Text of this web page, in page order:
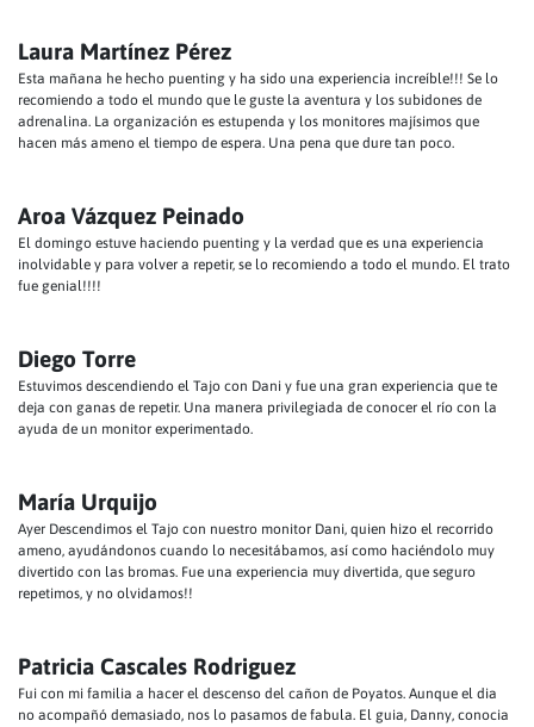
Laura Martínez Pérez
Esta mañana he hecho puenting y ha sido una experiencia increíble!!! Se lo
recomiendo a todo el mundo que le guste la aventura y los subidones de
adrenalina. La organización es estupenda y los monitores majísimos que
hacen más ameno el tiempo de espera. Una pena que dure tan poco.
Aroa Vázquez Peinado
El domingo estuve haciendo puenting y la verdad que es una experiencia
inolvidable y para volver a repetir, se lo recomiendo a todo el mundo. El trato
fue genial!!!!
Diego Torre
Estuvimos descendiendo el Tajo con Dani y fue una gran experiencia que te
deja con ganas de repetir. Una manera privilegiada de conocer el río con la
ayuda de un monitor experimentado.
María Urquijo
Ayer Descendimos el Tajo con nuestro monitor Dani, quien hizo el recorrido
ameno, ayudándonos cuando lo necesitábamos, así como haciéndolo muy
divertido con las bromas. Fue una experiencia muy divertida, que seguro
repetimos, y no olvidamos!!
Patricia Cascales Rodriguez
Fui con mi familia a hacer el descenso del cañon de Poyatos. Aunque el dia
no acompañó demasiado, nos lo pasamos de fabula. El guia, Danny, conocia